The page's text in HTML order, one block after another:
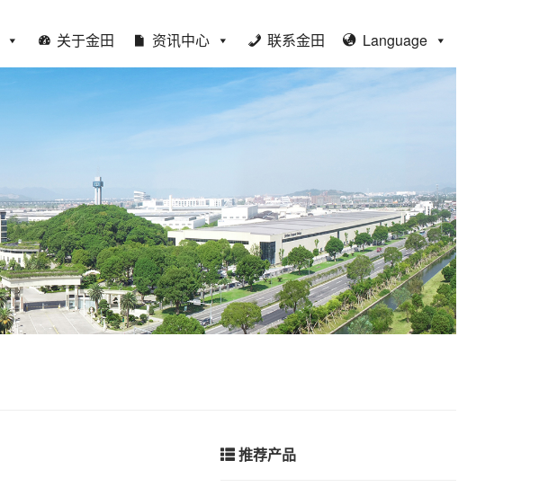
关于金田 资讯中心 联系金田 Language
推荐产品